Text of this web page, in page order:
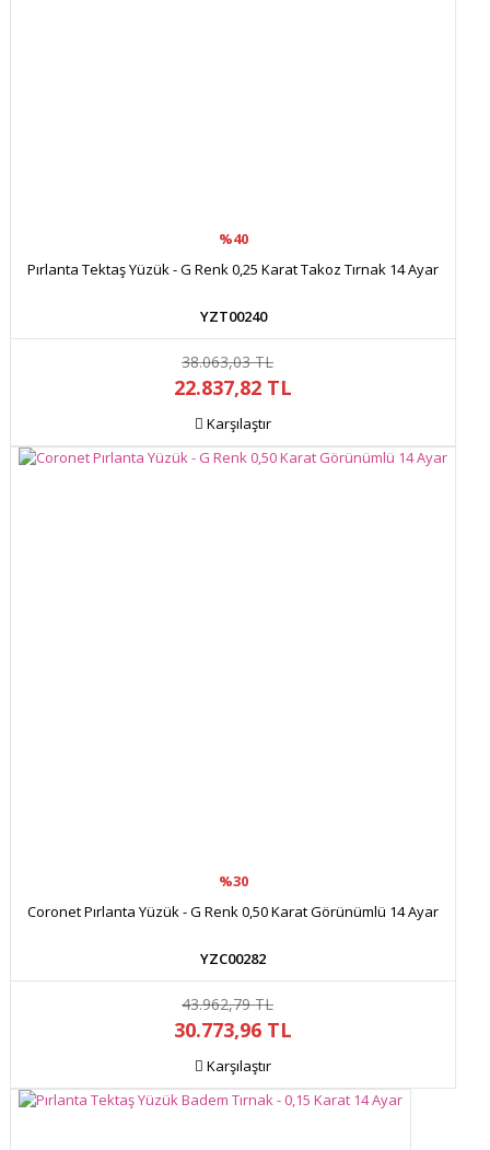
%40
Pırlanta Tektaş Yüzük - G Renk 0,25 Karat Takoz Tırnak 14 Ayar
YZT00240
38.063,03 TL
22.837,82 TL
Karşılaştır
%30
Coronet Pırlanta Yüzük - G Renk 0,50 Karat Görünümlü 14 Ayar
YZC00282
43.962,79 TL
30.773,96 TL
Karşılaştır